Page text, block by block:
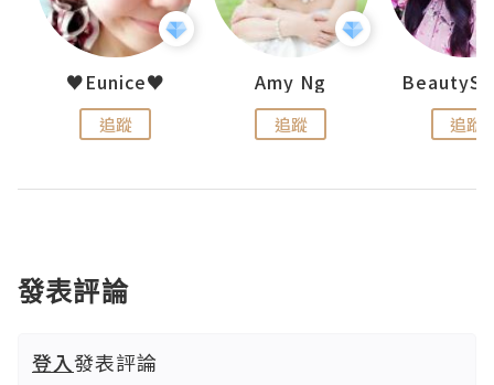
♥Eunice♥
追蹤
Amy Ng
追蹤 追蹤
發表評論
登入發表評論